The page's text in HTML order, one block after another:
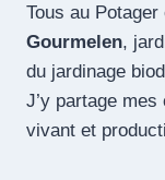
Tous au
Gourmelen,
du jardinage
J’y partage
vivant et